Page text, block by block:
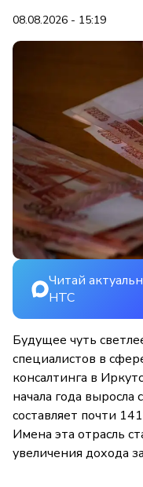
08.08.2026 - 15:19
Читай
НТС
Будущее чуть
специалистов в
консалтинга в
начала года выросла
составляет почти
Имена эта отрасль
увеличения дохода